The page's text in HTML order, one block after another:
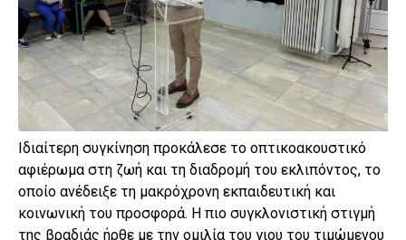
Ιδιαίτερη συγκίνηση προκάλεσε το οπτικοακουστικό
αφιέρωμα στη ζωή και τη διαδρομή του εκλιπόντος, το
οποίο ανέδειξε τη μακρόχρονη εκπαιδευτική και
κοινωνική του προσφορά. Η πιο συγκλονιστική στιγμή
της βραδιάς ήρθε με την ομιλία του γιου του τιμώμενου